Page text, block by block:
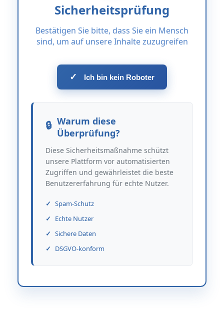
Sicherheitsprüfung
Bestätigen Sie bitte, dass Sie ein Mensch
sind, um auf unsere Inhalte zuzugreifen
✓ Ich bin kein Roboter
Warum diese
Überprüfung?
Diese Sicherheitsmaßnahme schützt
unsere Plattform vor automatisierten
Zugriffen und gewährleistet die beste
Benutzererfahrung für echte Nutzer.
Spam-Schutz
Echte Nutzer
Sichere Daten
DSGVO-konform